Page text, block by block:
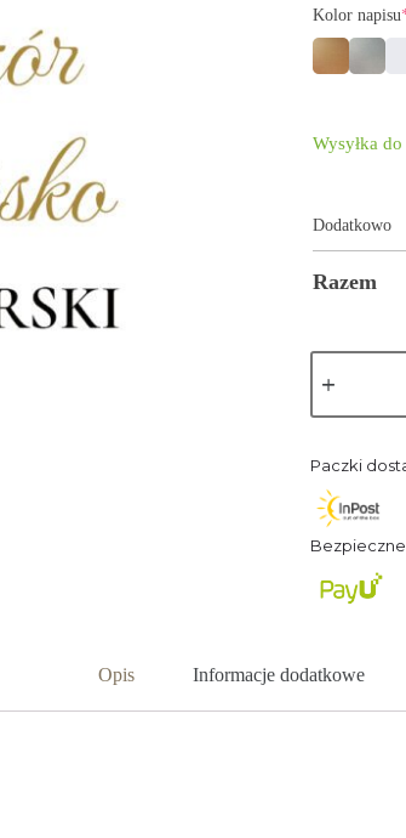
Kolor napisu
Wysyłka
Dodatkowo
Razem
Paczki
Opis Informacje dodatkowe